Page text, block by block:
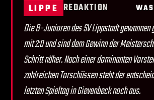
LIPPE REDAKTION
Die B-Junioren des SV Lippstadt gewannen
mit 2:0 und sind dem Gewinn der
Schritt näher. Nach einer dominanten
zahlreichen Torschüssen steht der
letzten Spieltag in Gievenbeck noch aus.